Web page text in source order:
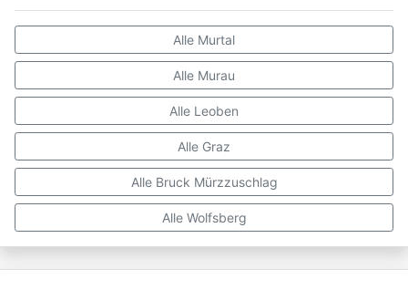
Alle Murtal
Alle Murau
Alle Leoben
Alle Graz
Alle Bruck Mürzzuschlag
Alle Wolfsberg